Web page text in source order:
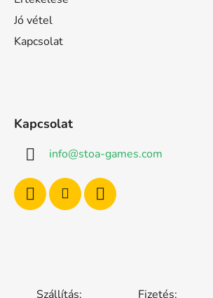
Jó vétel
Kapcsolat
Kapcsolat
info@stoa-games.com
Szállítás: Fizetés: